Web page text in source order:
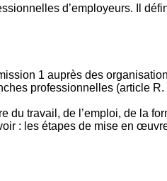
d’employeurs. Il
1 auprès des
professionnelles (article R.
du travail, de l’emploi, de la
: les étapes de mise en